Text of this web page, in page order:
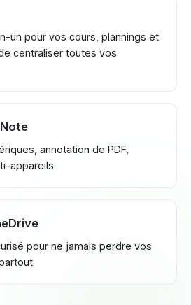
un pour vos cours, plannings et
centraliser toutes vos
annotation de PDF,
appareils.
pour ne jamais perdre vos